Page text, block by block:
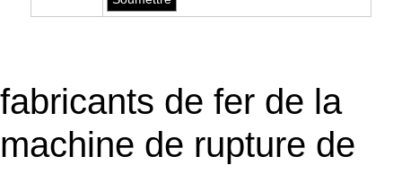
fabricants de fer de la
machine de rupture de